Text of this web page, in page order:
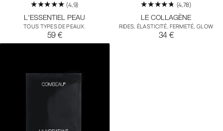
(4,9)
L'ESSENTIEL PEAU
TOUS TYPES DE PEAUX.
Prix
habituel
59 €
(4,78)
LE COLLAGÈNE
RIDES, ÉLASTICITÉ, FERMETÉ, GLOW
Prix
34 €